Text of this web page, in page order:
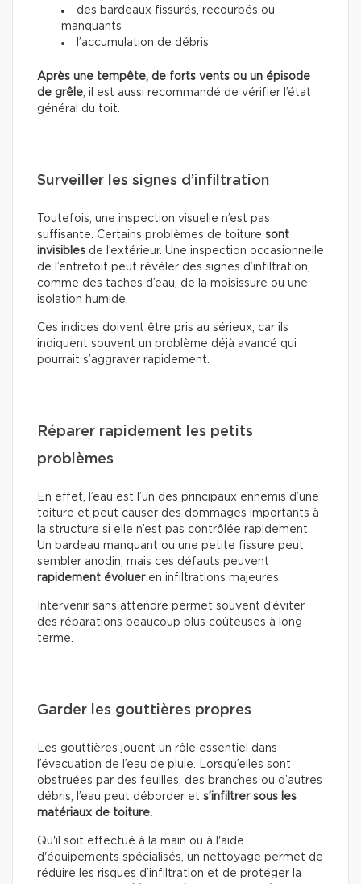
des bardeaux fissurés, recourbés ou
manquants
l’accumulation de débris
Après une tempête, de forts vents ou un épisode
de grêle, il est aussi recommandé de vérifier l’état
général du toit.
Surveiller les signes d’infiltration
Toutefois, une inspection visuelle n’est pas
suffisante. Certains problèmes de toiture sont
invisibles de l’extérieur. Une inspection occasionnelle
de l’entretoit peut révéler des signes d’infiltration,
comme des taches d’eau, de la moisissure ou une
isolation humide.
Ces indices doivent être pris au sérieux, car ils
indiquent souvent un problème déjà avancé qui
pourrait s’aggraver rapidement.
Réparer rapidement les petits
problèmes
En effet, l’eau est l’un des principaux ennemis d’une
toiture et peut causer des dommages importants à
la structure si elle n’est pas contrôlée rapidement.
Un bardeau manquant ou une petite fissure peut
sembler anodin, mais ces défauts peuvent
rapidement évolueren infiltrations majeures.
Intervenir sans attendre permet souvent d’éviter
des réparations beaucoup plus coûteuses à long
terme.
Garder les gouttières propres
Les gouttières jouent un rôle essentiel dans
l’évacuation de l’eau de pluie. Lorsqu’elles sont
obstruées par des feuilles, des branches ou d’autres
débris, l’eau peut déborder et s’infiltrer sous les
matériaux de toiture.
Qu'il soit effectué à la main ou à l'aide
d'équipements spécialisés, un nettoyage permet de
réduire les risques d’infiltration et de protéger la